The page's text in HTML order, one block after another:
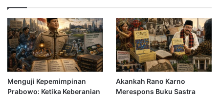
Menguji Kepemimpinan
Prabowo: Ketika Keberanian
Akankah Rano Karno
Merespons Buku Sastra